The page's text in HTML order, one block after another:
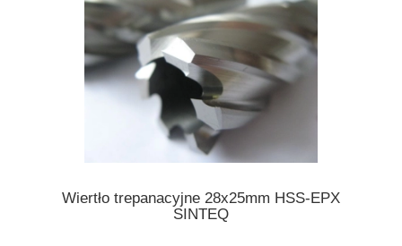
Wiertło trepanacyjne 28x25mm HSS-EPX
SINTEQ